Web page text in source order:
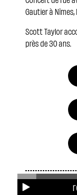
Gautier à Nîmes,
Scott Taylor
près de 30 ans.
Related